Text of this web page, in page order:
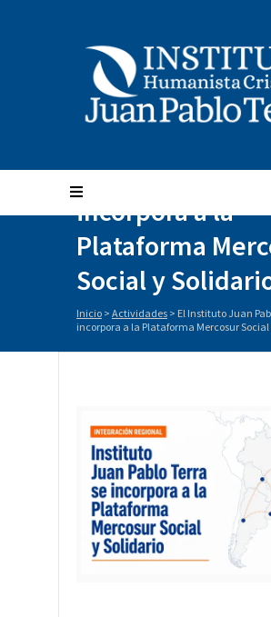
Pablo Terra se
incorpora a la
Plataforma
Social y
Inicio > Actividades > El Instituto Juan
incorpora a la Plataforma Mercosur